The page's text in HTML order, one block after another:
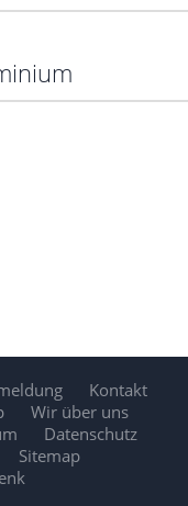
Kontakt
Wir über uns
Datenschutz
Sitemap